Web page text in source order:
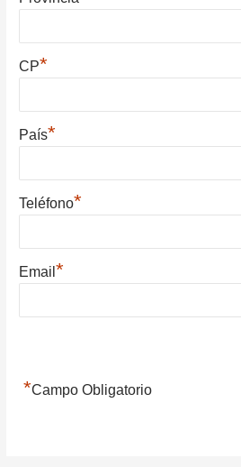
CP*
País*
Teléfono*
Email*
*Campo Obligatorio